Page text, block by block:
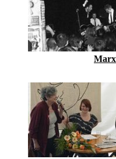
Marx